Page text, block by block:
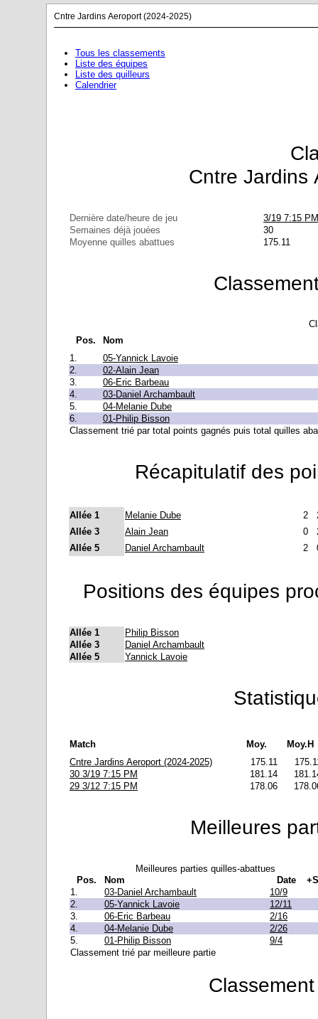
Cntre Jardins Aeroport (2024-2025)
Tous les classements
Liste des équipes
Liste des quilleurs
Calendrier
Cntre Jardins
Dernière date/heure de jeu
3/19 7:15 PM
Semaines déjà jouées
30
Moyenne quilles abattues
175.11
Pos.
Nom
1.
05-Yannick Lavoie
2.
02-Alain Jean
3.
06-Eric Barbeau
4.
03-Daniel Archambault
5.
04-Melanie Dube
6.
01-Philip Bisson
Classement trié par total points gagnés puis total quilles
Récapitulatif des
Allée 1 Melanie Dube 2
Allée 3
Alain Jean 0
Allée 5
Daniel Archambault 2
Positions des équipes
Allée 1
Philip Bisson
Allée 3
Daniel Archambault
Allée 5
Yannick Lavoie
Match Moy.
Moy.H
Cntre Jardins Aeroport (2024-2025)
175.11
30 3/19 7:15 PM
181.14
29 3/12 7:15 PM
178.06
Meilleures
Meilleures parties quilles-abattues
Pos.
Nom Date
1.
03-Daniel Archambault
10/9
2.
05-Yannick Lavoie
12/11
3.
06-Eric Barbeau
2/16
4.
04-Melanie Dube
2/26
5.
01-Philip Bisson
9/4
Classement trié par meilleure partie